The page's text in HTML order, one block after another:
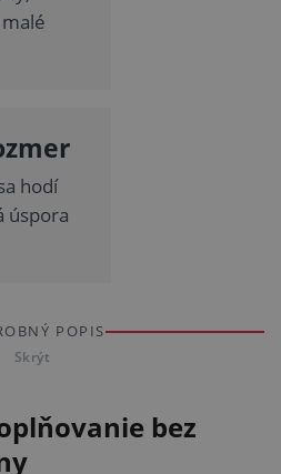
hodí
úspora
POPIS
Skrýt
bez